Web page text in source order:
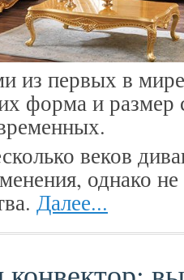
из первых в
форма и размер
веков
однако не
Далее...